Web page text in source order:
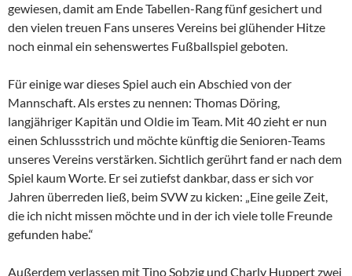
gewiesen, damit am Ende Tabellen-Rang fünf gesichert und
den vielen treuen Fans unseres Vereins bei glühender Hitze
noch einmal ein sehenswertes Fußballspiel geboten.
Für einige war dieses Spiel auch ein Abschied von der
Mannschaft. Als erstes zu nennen: Thomas Döring,
langjähriger Kapitän und Oldie im Team. Mit 40 zieht er nun
einen Schlussstrich und möchte künftig die Senioren-Teams
unseres Vereins verstärken. Sichtlich gerührt fand er nach dem
Spiel kaum Worte. Er sei zutiefst dankbar, dass er sich vor
Jahren überreden ließ, beim SVW zu kicken: „Eine geile Zeit,
die ich nicht missen möchte und in der ich viele tolle Freunde
gefunden habe.“
Außerdem verlassen mit Tino Sobzig und Charly Huppert zwei